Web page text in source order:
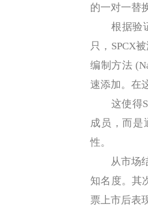
的一对一替
根据验证
只，SPCX
编制方法
速添加。在
这使得
成员，而是
性。
从市场结
知名度。其
票上市后表